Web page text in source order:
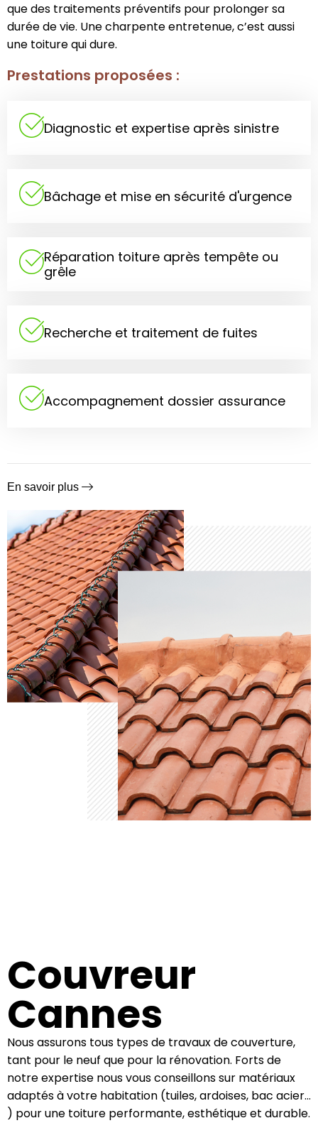
que des traitements préventifs pour prolonger sa
durée de vie. Une charpente entretenue, c’est aussi
une toiture qui dure.
Prestations proposées :
Diagnostic et expertise après sinistre
Bâchage et mise en sécurité d'urgence
Réparation toiture après tempête ou
grêle
Recherche et traitement de fuites
Accompagnement dossier assurance
En savoir plus
Couvreur
Cannes
Nous assurons tous types de travaux de couverture,
tant pour le neuf que pour la rénovation. Forts de
notre expertise nous vous conseillons sur matériaux
adaptés à votre habitation (tuiles, ardoises, bac acier…
) pour une toiture performante, esthétique et durable.